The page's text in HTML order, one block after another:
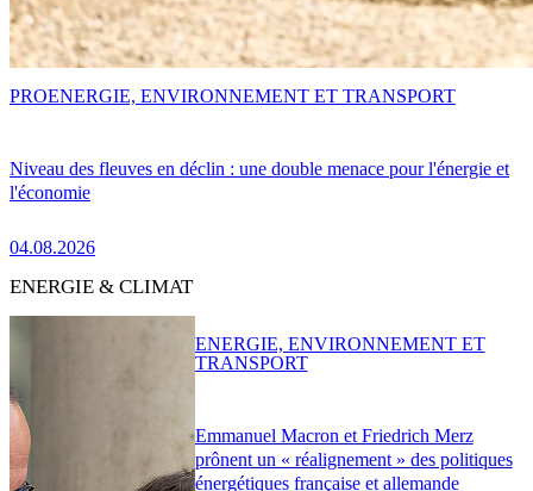
Niveau des fleuves en déclin : une double menace pour l'énergie et
l'économie
04.08.2026
PROENERGIE, ENVIRONNEMENT ET TRANSPORT
ENERGIE & CLIMAT
Emmanuel Macron et Friedrich Merz
prônent un « réalignement » des politiques
énergétiques française et allemande
ENERGIE, ENVIRONNEMENT ET
TRANSPORT